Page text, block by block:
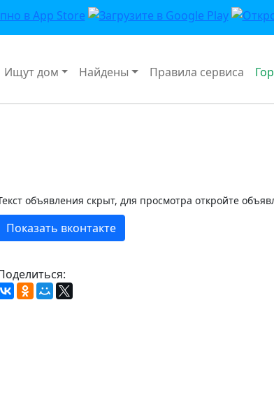
Ищут дом Найдены Правила сервиса
объявления скрыт, для просмотра откройте
Показать вконтакте